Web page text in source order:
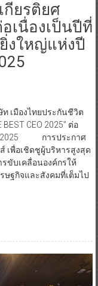
กียรติยศ
อเนื่องเป็นปีที่
งใหญ่แห่งปี
เมืองไทยประกันชีวิต
CEO 2025” ต่อ
2025 การประกาศ
เพื่อเชิดชูผู้บริหารสูงสุด
ขับเคลื่อนองค์กรให้
ษฐกิจและสังคมที่เต็มไป